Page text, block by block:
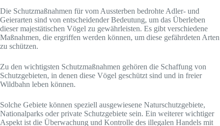
Die Schutzmaßnahmen für vom Aussterben bedrohte Adler- und
Geierarten sind von entscheidender Bedeutung, um das Überleben
dieser majestätischen Vögel zu gewährleisten. Es gibt verschiedene
Maßnahmen, die ergriffen werden können, um diese gefährdeten Arten
zu schützen.
Zu den wichtigsten Schutzmaßnahmen gehören die Schaffung von
Schutzgebieten, in denen diese Vögel geschützt sind und in freier
Wildbahn leben können.
Solche Gebiete können speziell ausgewiesene Naturschutzgebiete,
Nationalparks oder private Schutzgebiete sein. Ein weiterer wichtiger
Aspekt ist die Überwachung und Kontrolle des illegalen Handels mit